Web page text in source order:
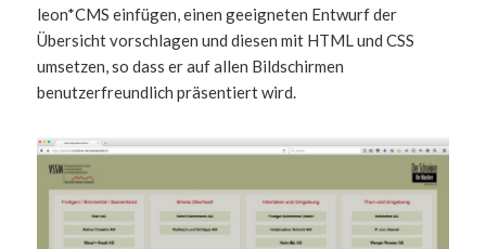
leon*CMS einfügen, einen geeigneten Entwurf der
Übersicht vorschlagen und diesen mit HTML und CSS
umsetzen, so dass er auf allen Bildschirmen
benutzerfreundlich präsentiert wird.